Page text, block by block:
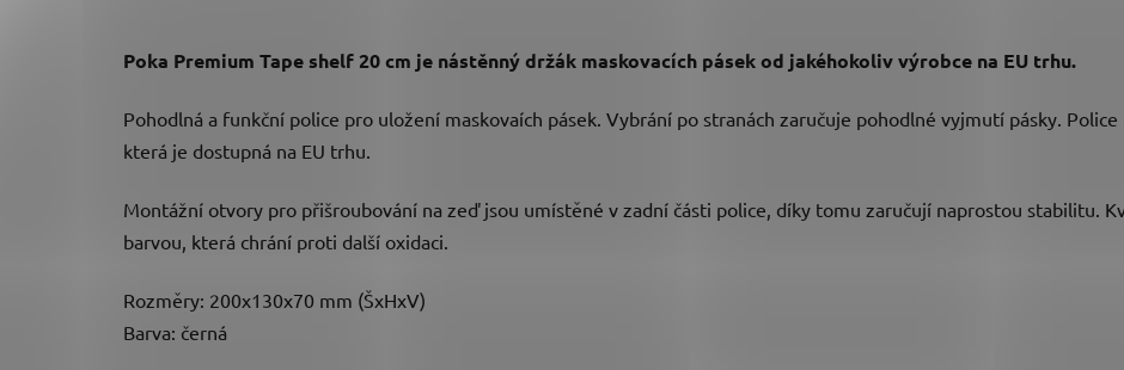
Poka Premium Tape shelf 20 cm je nástěnný držák maskovacích pásek od jakéhokoliv výrobce na EU trhu.
Pohodlná a funkční police pro uložení maskovaích pásek. Vybrání po stranách zaručuje pohodlné vyjmutí pásky. Police
která je dostupná na EU trhu.
Montážní otvory pro přišroubování na zeď jsou umístěné v zadní části police, díky tomu zaručují naprostou stabilitu.
barvou, která chrání proti další oxidaci.
Rozměry: 200x130x70 mm (ŠxHxV)
Barva: černá